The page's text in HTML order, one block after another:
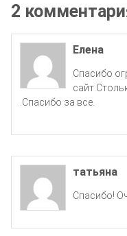
2
Елена
Спасибо
.Спасибо за все.
татьяна
Спасибо!